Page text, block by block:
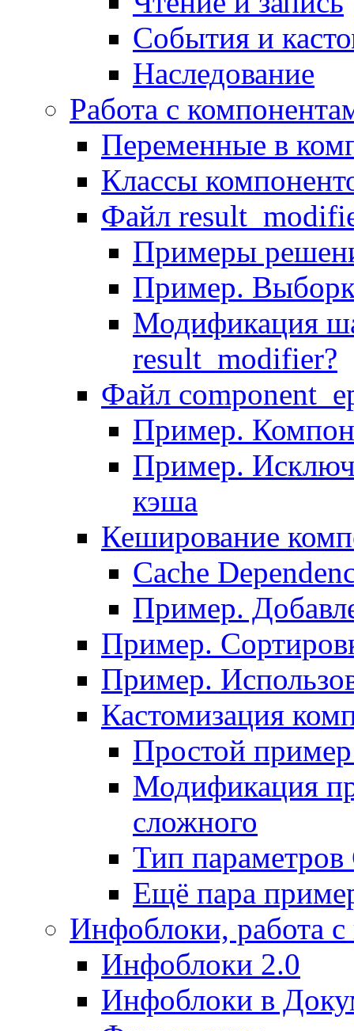
События и
Наследование
Работа с
Переменные в
Классы
Файл
Примеры
Пример.
Модификация
result_modifier?
Файл
Пример.
Пример.
кэша
Кеширование
Сache
Пример.
Пример.
Пример.
Кастомизация
Простой
Модификация
сложного
Тип
Ещё пара
Инфоблоки, работа
Инфоблоки 2.0
Инфоблоки в